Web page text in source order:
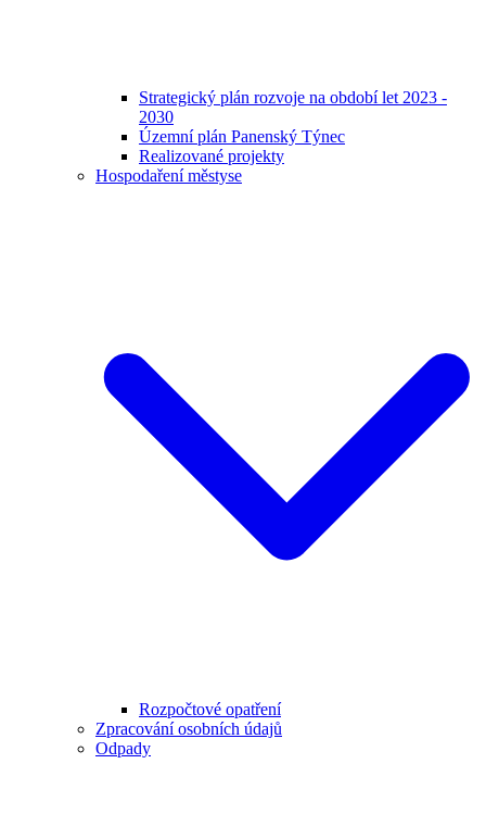
Strategický plán rozvoje na období let 2023 -
2030
Územní plán Panenský Týnec
Realizované projekty
Hospodaření městyse
Rozpočtové opatření
Zpracování osobních údajů
Odpady